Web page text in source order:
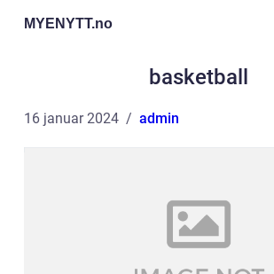
MYENYTT.no
basketball
16 januar 2024 admin